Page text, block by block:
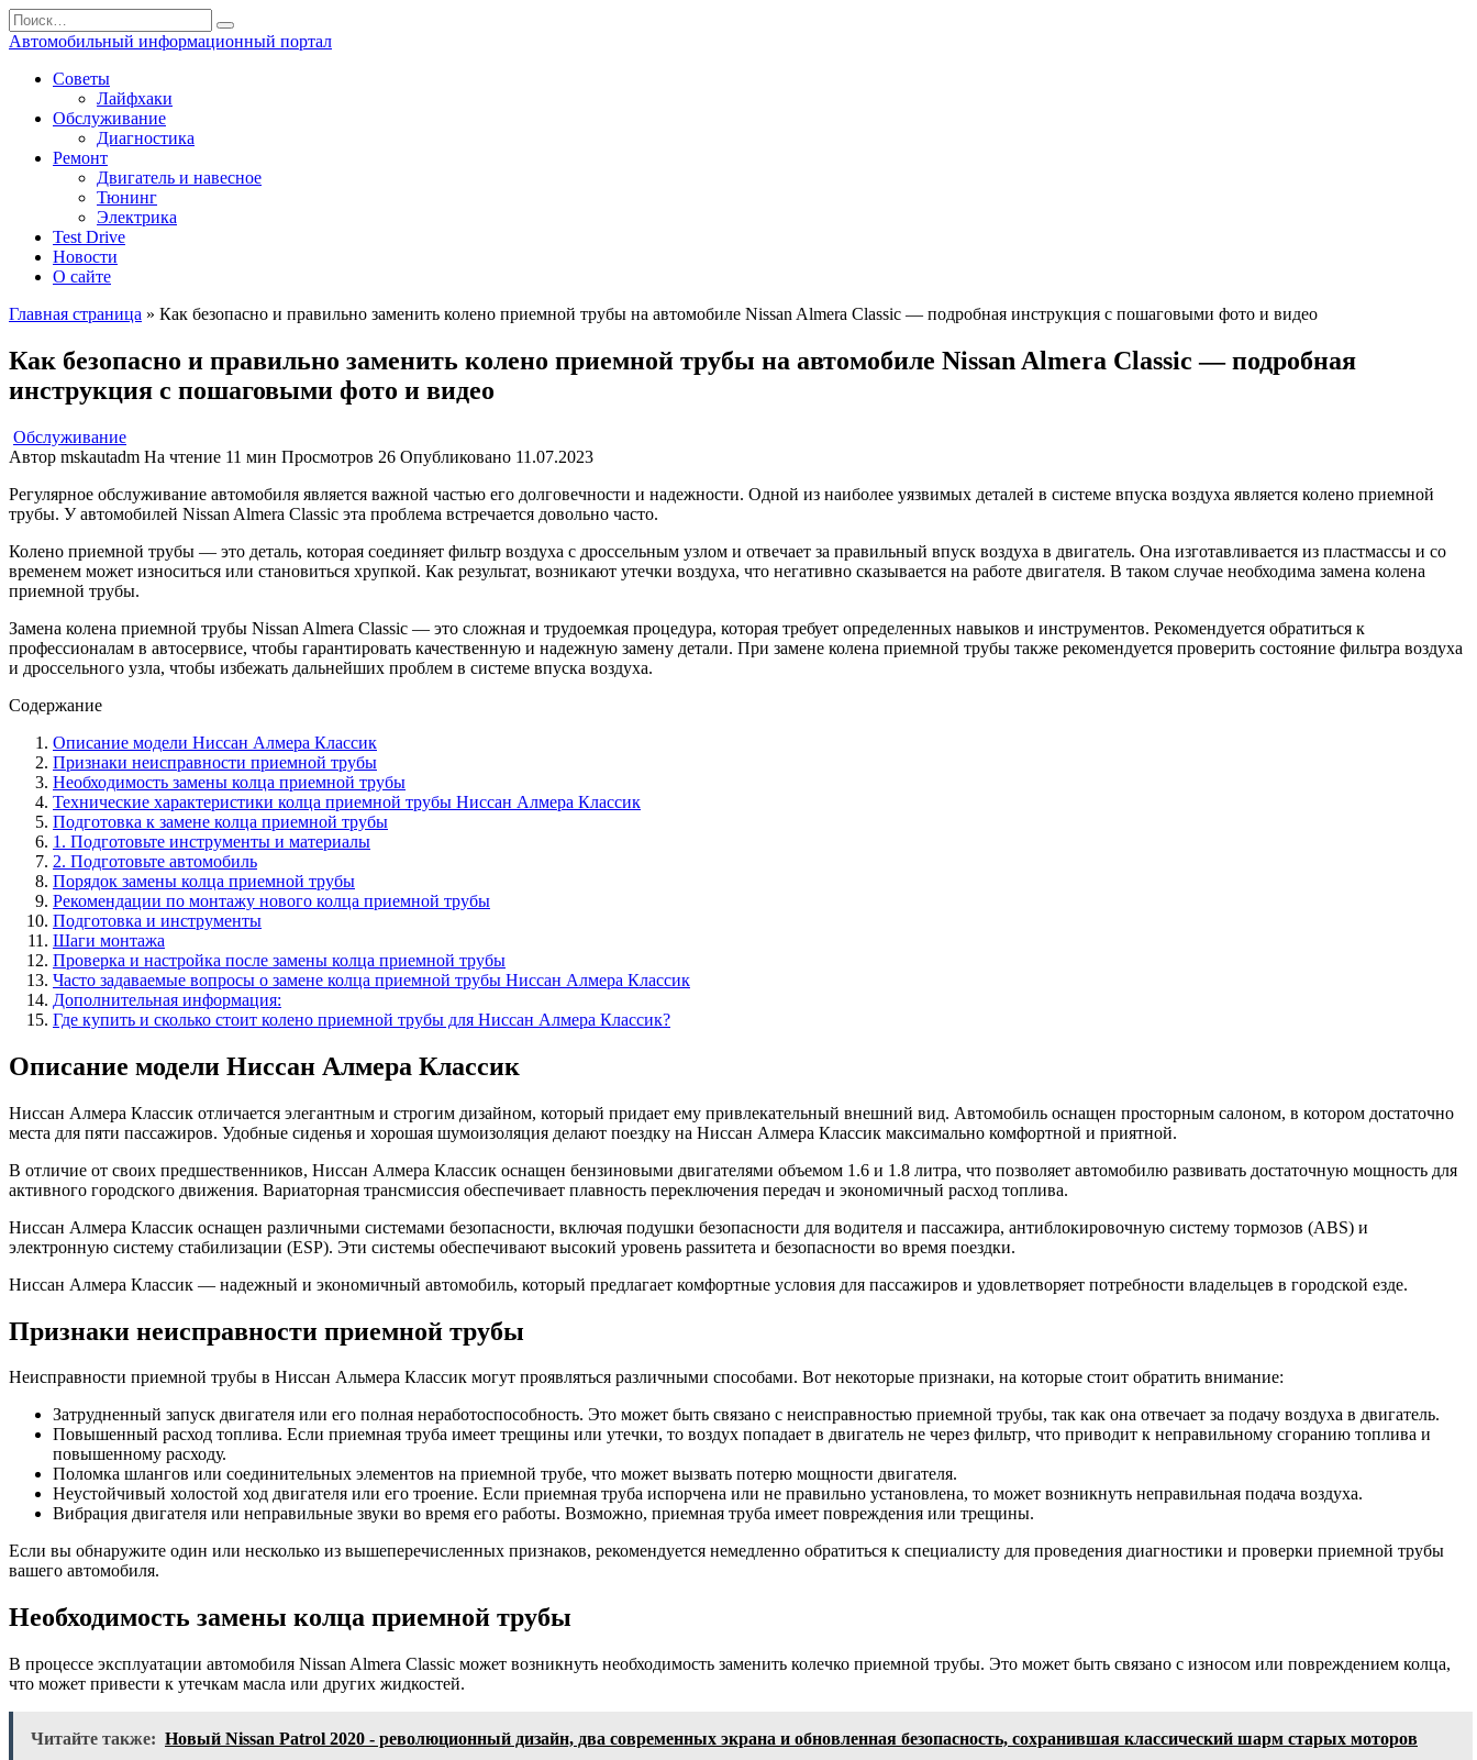
Перейти
к
Search
for:
Автомобильный информационный портал
Советы
Лайфхаки
Обслуживание
Диагностика
Ремонт
Двигатель и навесное
Тюнинг
Электрика
Test Drive
Новости
О сайте
Главная страница » Как безопасно и правильно заменить колено приемной трубы на автомобиле Nissan Almera Classic — подробная инструкция с пошаговыми фото и видео
Как безопасно и правильно заменить колено приемной трубы на автомобиле Nissan Almera Classic — подробная
инструкция с пошаговыми фото и видео
Обслуживание
Автор mskautadm На чтение 11 мин Просмотров 26 Опубликовано 11.07.2023
Регулярное обслуживание автомобиля является важной частью его долговечности и надежности. Одной из наиболее уязвимых деталей в системе впуска воздуха является колено приемной
трубы. У автомобилей Nissan Almera Classic эта проблема встречается довольно часто.
Колено приемной трубы — это деталь, которая соединяет фильтр воздуха с дроссельным узлом и отвечает за правильный впуск воздуха в двигатель. Она изготавливается из пластмассы и со
временем может износиться или становиться хрупкой. Как результат, возникают утечки воздуха, что негативно сказывается на работе двигателя. В таком случае необходима замена колена
приемной трубы.
Замена колена приемной трубы Nissan Almera Classic — это сложная и трудоемкая процедура, которая требует определенных навыков и инструментов. Рекомендуется обратиться к
профессионалам в автосервисе, чтобы гарантировать качественную и надежную замену детали. При замене колена приемной трубы также рекомендуется проверить состояние фильтра воздуха
и дроссельного узла, чтобы избежать дальнейших проблем в системе впуска воздуха.
Содержание
Описание модели Ниссан Алмера Классик
Признаки неисправности приемной трубы
Необходимость замены колца приемной трубы
Технические характеристики колца приемной трубы Ниссан Алмера Классик
Подготовка к замене колца приемной трубы
1. Подготовьте инструменты и материалы
2. Подготовьте автомобиль
Порядок замены колца приемной трубы
Рекомендации по монтажу нового колца приемной трубы
Подготовка и инструменты
Шаги монтажа
Проверка и настройка после замены колца приемной трубы
Часто задаваемые вопросы о замене колца приемной трубы Ниссан Алмера Классик
Дополнительная информация:
Где купить и сколько стоит колено приемной трубы для Ниссан Алмера Классик?
Описание модели Ниссан Алмера Классик
Ниссан Алмера Классик отличается элегантным и строгим дизайном, который придает ему привлекательный внешний вид. Автомобиль оснащен просторным салоном, в котором достаточно
места для пяти пассажиров. Удобные сиденья и хорошая шумоизоляция делают поездку на Ниссан Алмера Классик максимально комфортной и приятной.
В отличие от своих предшественников, Ниссан Алмера Классик оснащен бензиновыми двигателями объемом 1.6 и 1.8 литра, что позволяет автомобилю развивать достаточную мощность для
активного городского движения. Вариаторная трансмиссия обеспечивает плавность переключения передач и экономичный расход топлива.
Ниссан Алмера Классик оснащен различными системами безопасности, включая подушки безопасности для водителя и пассажира, антиблокировочную систему тормозов (ABS) и
электронную систему стабилизации (ESP). Эти системы обеспечивают высокий уровень passитета и безопасности во время поездки.
Ниссан Алмера Классик — надежный и экономичный автомобиль, который предлагает комфортные условия для пассажиров и удовлетворяет потребности владельцев в городской езде.
Признаки неисправности приемной трубы
Неисправности приемной трубы в Ниссан Альмера Классик могут проявляться различными способами. Вот некоторые признаки, на которые стоит обратить внимание:
Затрудненный запуск двигателя или его полная неработоспособность. Это может быть связано с неисправностью приемной трубы, так как она отвечает за подачу воздуха в двигатель.
Повышенный расход топлива. Если приемная труба имеет трещины или утечки, то воздух попадает в двигатель не через фильтр, что приводит к неправильному сгоранию топлива и
повышенному расходу.
Поломка шлангов или соединительных элементов на приемной трубе, что может вызвать потерю мощности двигателя.
Неустойчивый холостой ход двигателя или его троение. Если приемная труба испорчена или не правильно установлена, то может возникнуть неправильная подача воздуха.
Вибрация двигателя или неправильные звуки во время его работы. Возможно, приемная труба имеет повреждения или трещины.
Если вы обнаружите один или несколько из вышеперечисленных признаков, рекомендуется немедленно обратиться к специалисту для проведения диагностики и проверки приемной трубы
вашего автомобиля.
Необходимость замены колца приемной трубы
В процессе эксплуатации автомобиля Nissan Almera Classic может возникнуть необходимость заменить колечко приемной трубы. Это может быть связано с износом или повреждением колца,
что может привести к утечкам масла или других жидкостей.
Читайте также: Новый Nissan Patrol 2020 - революционный дизайн, два современных экрана и обновленная безопасность, сохранившая классический шарм старых моторов